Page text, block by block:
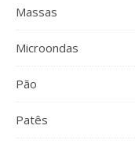
Massas
Microondas
Pão
Patês